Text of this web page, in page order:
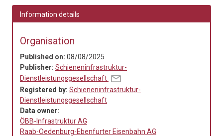
Information details
Organisation
Published on: 08/08/2025
Publisher: Schieneninfrastruktur-
Dienstleistungsgesellschaft
Registered by: Schieneninfrastruktur-
Dienstleistungsgesellschaft
Data owner:
ÖBB-Infrastruktur AG
Raab-Oedenburg-Ebenfurter Eisenbahn AG